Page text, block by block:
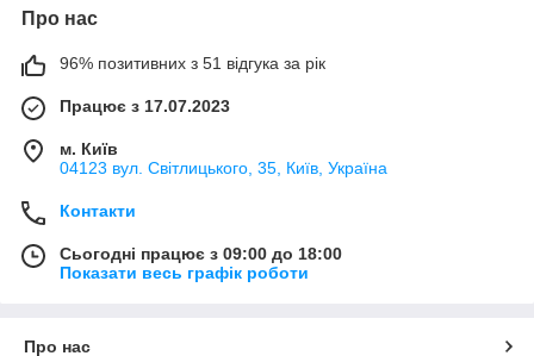
сфери послуг
Важливими складовими надання якісних товарів
клієнтам нашої компанії є:
широкий асортимент продукції;
Технічна грамотність нашої команди.
Про нас
96% позитивних з 51 відгука за рік
Працює з 17.07.2023
м. Київ
04123 вул. Світлицького, 35, Київ, Україна
Контакти
Сьогодні працює з 09:00 до 18:00
Показати весь графік роботи
Про нас